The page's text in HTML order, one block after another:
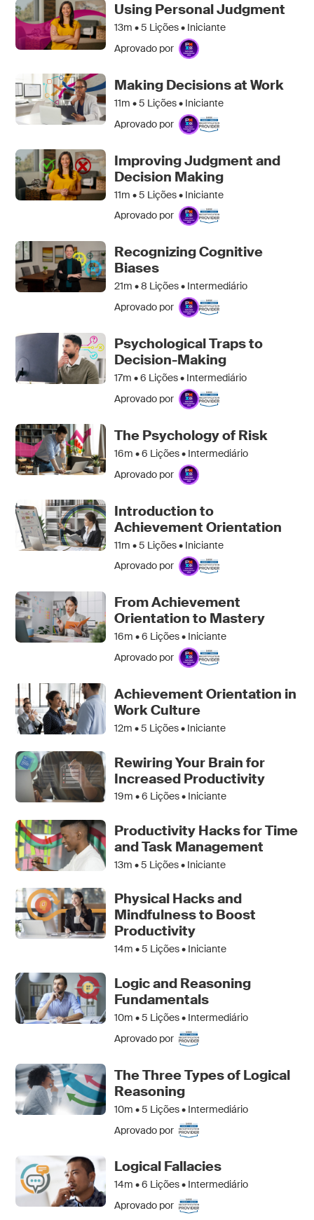
Using Personal Judgment
13m •5 Lições • Iniciante
Aprovado por
Making Decisions at Work
11m •5 Lições • Iniciante
Aprovado por
Improving Judgment and
Decision Making
11m •5 Lições • Iniciante
Aprovado por
Recognizing Cognitive
Biases
21m •8 Lições • Intermediário
Aprovado por
Psychological Traps to
Decision-Making
17m •6 Lições • Intermediário
Aprovado por
The Psychology of Risk
16m •6 Lições • Intermediário
Aprovado por
Introduction to
Achievement Orientation
11m •5 Lições • Iniciante
Aprovado por
From Achievement
Orientation to Mastery
16m •6 Lições • Iniciante
Aprovado por
Achievement Orientation in
Work Culture
12m •5 Lições • Iniciante
Rewiring Your Brain for
Increased Productivity
19m •6 Lições • Iniciante
Productivity Hacks for Time
and Task Management
13m •5 Lições • Iniciante
Physical Hacks and
Mindfulness to Boost
Productivity
14m •5 Lições • Iniciante
Logic and Reasoning
Fundamentals
10m •5 Lições • Intermediário
Aprovado por
The Three Types of Logical
Reasoning
10m •5 Lições • Intermediário
Aprovado por
Logical Fallacies
14m •6 Lições • Intermediário
Aprovado por